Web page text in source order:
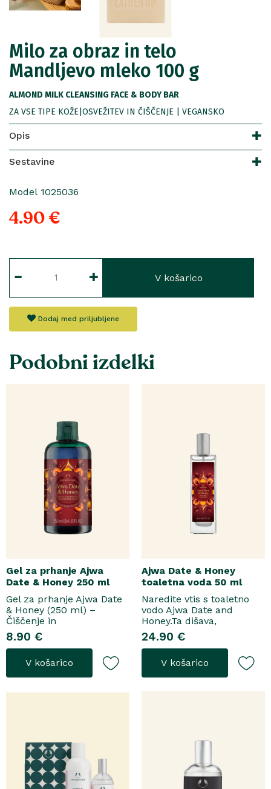
Milo za obraz in telo
Mandljevo mleko 100 g
ALMOND MILK CLEANSING FACE & BODY BAR
ZA VSE TIPE KOŽE|OSVEŽITEV IN ČIŠČENJE | VEGANSKO
Opis
Sestavine
Model 1025036
4.90 €
V košarico
Dodaj med priljubljene
Podobni izdelki
Gel za prhanje Ajwa
Date & Honey 250 ml
Gel za prhanje Ajwa Date
& Honey (250 ml) –
Čiščenje in
pomladitevSpremenite
svoje vsakodnevno
prhanje v razkošen
orientalski ritual z gelom
za prhanje Ajwa Date &
8.90 €
V košarico
Ajwa Date & Honey
toaletna voda 50 ml
Naredite vtis s toaletno
vodo Ajwa Date and
Honey.Ta dišava,
zasnovana tako za
razkošne priložnosti kot
za vsakodnevno nošenje,
se odpre z notami suhega
grozdja, labana in frezije,
24.90 €
V košarico